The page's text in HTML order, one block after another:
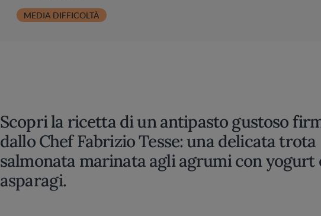
MEDIA DIFFICOLTÀ
Scopri la ricetta di un antipasto gustoso
dallo Chef Fabrizio Tesse: una delicata trota
salmonata marinata agli agrumi con yogurt
asparagi.